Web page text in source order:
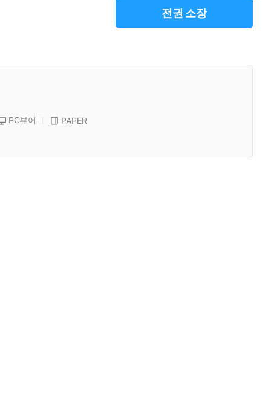
전권 소장
PC뷰어 PAPER